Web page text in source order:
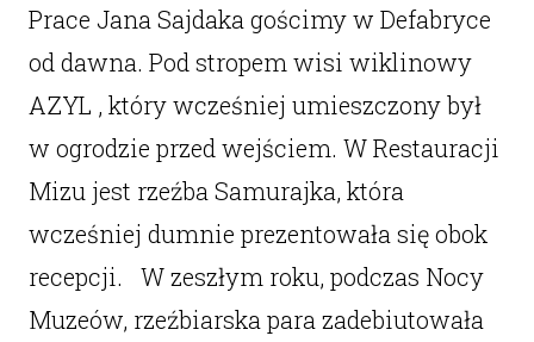
Prace Jana Sajdaka gościmy w Defabryce
od dawna. Pod stropem wisi wiklinowy
AZYL , który wcześniej umieszczony był
w ogrodzie przed wejściem. W Restauracji
Mizu jest rzeźba Samurajka, która
wcześniej dumnie prezentowała się obok
recepcji. W zeszłym roku, podczas Nocy
Muzeów, rzeźbiarska para zadebiutowała